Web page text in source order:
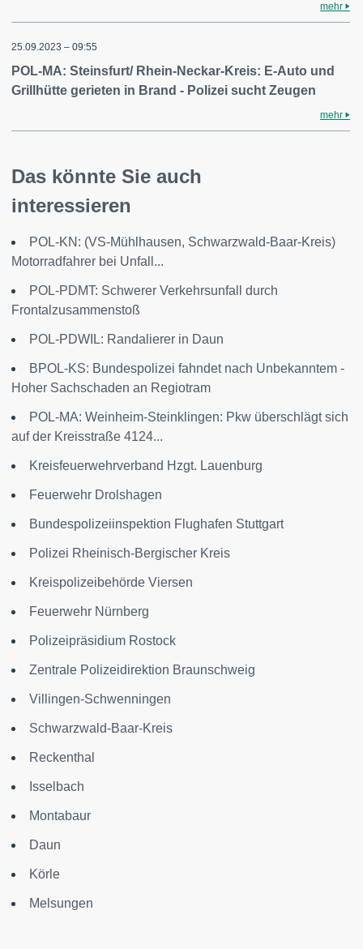
mehr
25.09.2023 – 09:55
POL-MA: Steinsfurt/ Rhein-Neckar-Kreis: E-Auto und
Grillhütte gerieten in Brand - Polizei sucht Zeugen
mehr
Das könnte Sie auch
interessieren
POL-KN: (VS-Mühlhausen, Schwarzwald-Baar-Kreis)
Motorradfahrer bei Unfall...
POL-PDMT: Schwerer Verkehrsunfall durch
Frontalzusammenstoß
POL-PDWIL: Randalierer in Daun
BPOL-KS: Bundespolizei fahndet nach Unbekanntem -
Hoher Sachschaden an Regiotram
POL-MA: Weinheim-Steinklingen: Pkw überschlägt sich
auf der Kreisstraße 4124...
Kreisfeuerwehrverband Hzgt. Lauenburg
Feuerwehr Drolshagen
Bundespolizeiinspektion Flughafen Stuttgart
Polizei Rheinisch-Bergischer Kreis
Kreispolizeibehörde Viersen
Feuerwehr Nürnberg
Polizeipräsidium Rostock
Zentrale Polizeidirektion Braunschweig
Villingen-Schwenningen
Schwarzwald-Baar-Kreis
Reckenthal
Isselbach
Montabaur
Daun
Körle
Melsungen